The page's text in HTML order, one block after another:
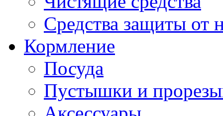
Средства защиты от
Кормление
Посуда
Пустышки и